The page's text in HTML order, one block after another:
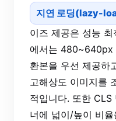
지연 로딩(lazy-
이즈 제공은 성능
에서는 480~640px
환본을 우선 제공하
고해상도 이미지를
적입니다. 또한 CLS
너에 넓이/높이 비